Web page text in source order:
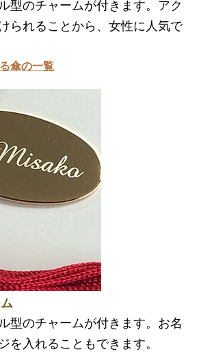
型のチャームが付きます。アク
られることから、女性に人気で
傘の一覧
型のチャームが付きます。お名
を入れることもできます。